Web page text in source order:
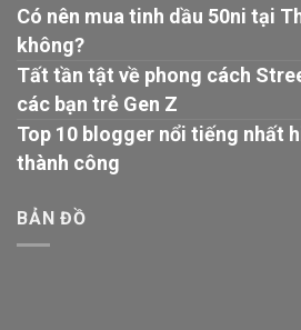
Có nên mua tinh dầu 50ni tại
không?
Tất tần tật về phong cách
các bạn trẻ Gen Z
Top 10 blogger nổi tiếng nhất
thành công
BẢN ĐỒ